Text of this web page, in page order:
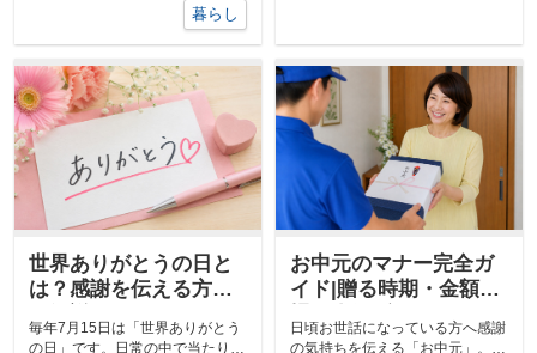
暮らし
世界ありがとうの日と
は？感謝を伝える方法
毎年7月15日は「世界ありがとう
の日」です。日常の中で当たり前
お中元のマナー完全ガ
イド|贈る時期・金額相
ングまとめ
日頃お世話になっている方へ感謝
の気持ちを伝える「お中元」。毎